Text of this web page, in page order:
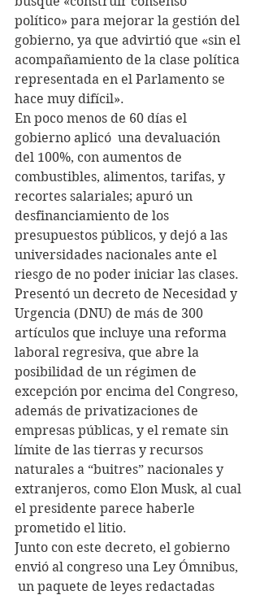
político» para mejorar la gestión del
gobierno, ya que advirtió que «sin el
acompañamiento de la clase política
representada en el Parlamento se
hace muy difícil».
En poco menos de 60 días el
gobierno aplicó  una devaluación
del 100%, con aumentos de
combustibles, alimentos, tarifas, y
recortes salariales; apuró un
desfinanciamiento de los
presupuestos públicos, y dejó a las
universidades nacionales ante el
riesgo de no poder iniciar las clases.
Presentó un decreto de Necesidad y
Urgencia (DNU) de más de 300
artículos que incluye una reforma
laboral regresiva, que abre la
posibilidad de un régimen de
excepción por encima del Congreso,
además de privatizaciones de
empresas públicas, y el remate sin
límite de las tierras y recursos
naturales a “buitres” nacionales y
extranjeros, como Elon Musk, al cual
el presidente parece haberle
prometido el litio.
Junto con este decreto, el gobierno
envió al congreso una Ley Ómnibus,
un paquete de leyes redactadas